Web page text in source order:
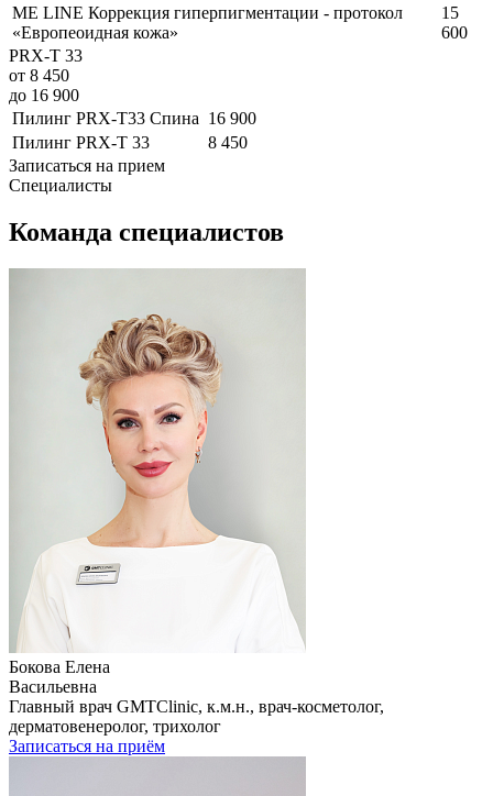
ME LINE Коррекция гиперпигментации - протокол
«Европеоидная кожа»
15
600
PRX-T 33
от 8 450
до 16 900
Пилинг PRX-T33 Спина 16 900
Пилинг PRX-T 33
8 450
Записаться на прием
Специалисты
Команда специалистов
Бокова Елена
Васильевна
Главный врач GMTClinic, к.м.н., врач-косметолог,
дерматовенеролог, трихолог
Записаться на приём